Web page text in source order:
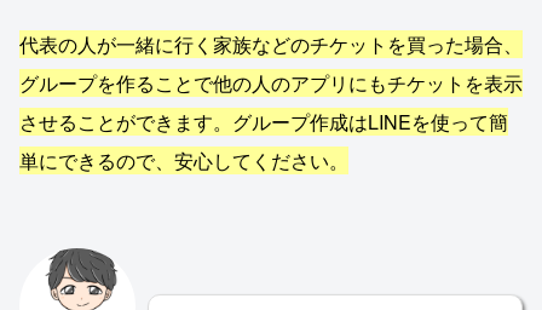
代表の人が一緒に行く家族などのチケットを買った場合、
グループを作ることで他の人のアプリにもチケットを表示
させることができます。グループ作成はLINEを使って簡
単にできるので、安心してください。